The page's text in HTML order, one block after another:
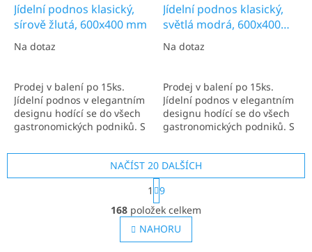
Jídelní podnos klasický,
sírově žlutá, 600x400 mm
Na dotaz
Prodej v balení po 15ks.
Jídelní podnos v elegantním
designu hodící se do všech
gastronomických podniků. S
Ideální pro více talířů.
kantýnách a kafeteriích.
Jídelní podnos klasický,
světlá modrá, 600x400
mm
Na dotaz
Prodej v balení po 15ks.
Jídelní podnos v elegantním
designu hodící se do všech
gastronomických podniků. S
Ideální pro více talířů.
Nejčastěji užíván v
kantýnách a kafeteriích.
O
v
l
á
NAČÍST 20 DALŠÍCH
S
t
r
á
n
k
1
9
168 položek celkem
NAHORU